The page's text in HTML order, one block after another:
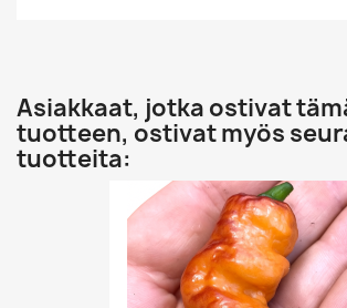
Asiakkaat, jotka ostivat
tuotteen, ostivat myös
tuotteita: